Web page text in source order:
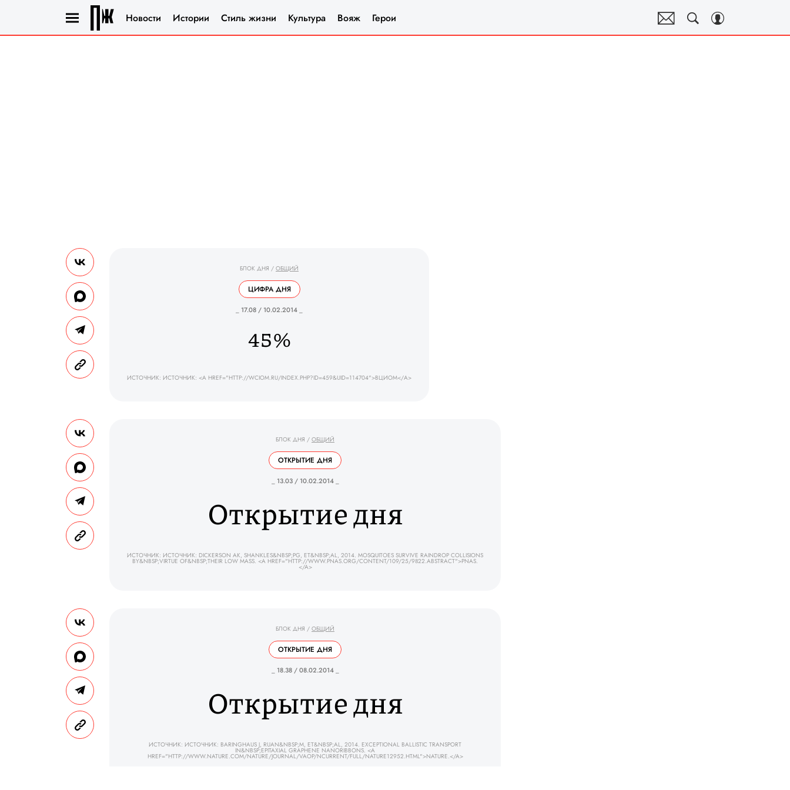
Новости Истории Стиль жизни Культура Вояж Герои
БЛОК ДНЯ / ОБЩИЙ
ЦИФРА ДНЯ
_ 17.08 / 10.02.2014 _
45%
ИСТОЧНИК: ИСТОЧНИК: <A HREF="HTTP://WCIOM.RU/INDEX.PHP?ID=459&UID=114704">ВЦИОМ</A>
БЛОК ДНЯ / ОБЩИЙ
ОТКРЫТИЕ ДНЯ
_ 13.03 / 10.02.2014 _
Открытие дня
ИСТОЧНИК: ИСТОЧНИК: DICKERSON AK, SHANKLES&NBSP;PG, ET&NBSP;AL, 2014. MOSQUITOES SURVIVE RAINDROP COLLISIONS
BY&NBSP;VIRTUE OF&NBSP;THEIR LOW MASS. <A HREF="HTTP://WWW.PNAS.ORG/CONTENT/109/25/9822.ABSTRACT">PNAS.
</A>
БЛОК ДНЯ / ОБЩИЙ
ОТКРЫТИЕ ДНЯ
_ 18.38 / 08.02.2014 _
Открытие дня
ИСТОЧНИК: ИСТОЧНИК: BARINGHAUS J, RUAN&NBSP;M, ET&NBSP;AL, 2014. EXCEPTIONAL BALLISTIC TRANSPORT
IN&NBSP;EPITAXIAL GRAPHENE NANORIBBONS. <A
HREF="HTTP://WWW.NATURE.COM/NATURE/JOURNAL/VAOP/NCURRENT/FULL/NATURE12952.HTML">NATURE.</A>